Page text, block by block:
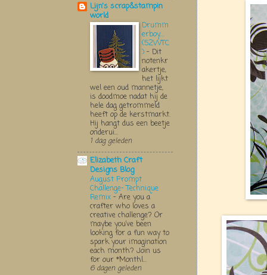
Lijn's scrap&stampin
world
Drumm
erboy....
(52WTC
) - Dit
notenkr
akertje,
het lijkt
wel een oud mannetje,
is doodmoe nadat hij de
hele dag getrommeld
heeft op de kerstmarkt.
Hij hangt dus een beetje
onderui...
1 dag geleden
Elizabeth Craft
Designs Blog
August Prompt
Challenge- Technique
Remix - Are you a
crafter who loves a
creative challenge? Or
maybe you’ve been
looking for a fun way to
spark your imagination
each month? Join us
for our *Monthl...
6 dagen geleden